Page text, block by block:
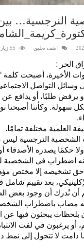
النرجسية…
اضف تعليق 55 زيارة
الحر :
الأخيرة، أصبحت كلمة
وسائل التواصل
طلبًا، أو يدافع عن
سهولة. وكأننا أصبحنا
العلمية مختلفة تمامًا.
النرجسية ليس
حكمًا يصدره الأصدقاء
إنه اضطراب في الشخصية
حق تشخيصه إلا مختص
بعد تقييم
أن نُدرك أن وجود بعض
مصاب باضطراب
بلحظات يبحثون فيها عن
أو يرغبون في لفت
دامت لا تتحول إلى نمط